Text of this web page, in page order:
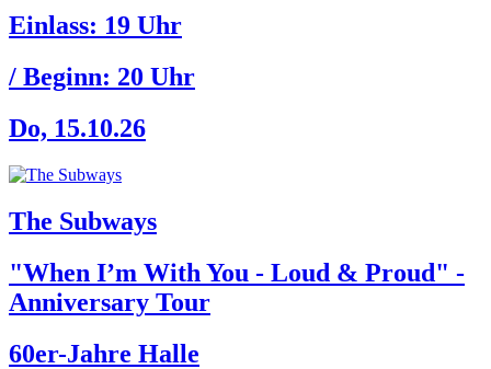
Einlass: 19 Uhr
/ Beginn: 20 Uhr
Do, 15.10.26
The Subways
"When I’m With You - Loud & Proud" -
Anniversary Tour
60er-Jahre Halle